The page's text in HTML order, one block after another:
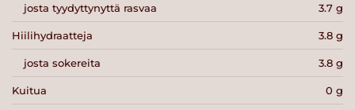
josta tyydyttynyttä rasvaa 3.7 g
Hiilihydraatteja 3.8 g
josta sokereita 3.8 g
Kuitua 0 g